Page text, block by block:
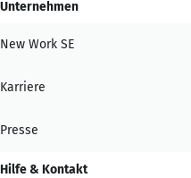
Unternehmen
New Work SE
Karriere
Presse
Hilfe & Kontakt